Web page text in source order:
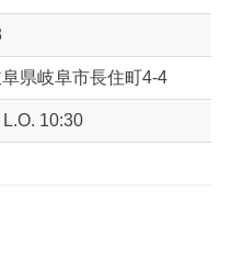
県岐阜市長住町4-4
10:30